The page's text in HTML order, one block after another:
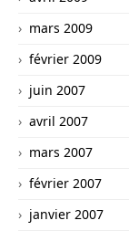
mars 2009
février 2009
juin 2007
avril 2007
mars 2007
février 2007
janvier 2007